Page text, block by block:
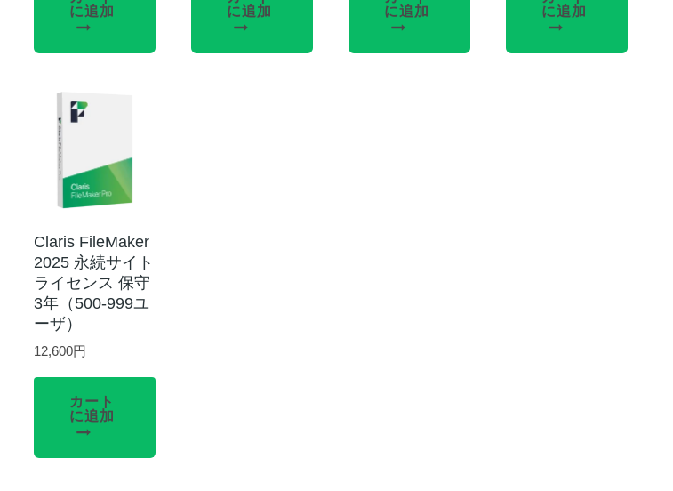
に追加
に追加
に追加
に追加
Claris FileMaker
2025 永続サイト
ライセンス 保守
3年（500-999ユ
ーザ）
12,600円
カート
に追加